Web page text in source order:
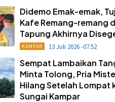
Didemo Emak-emak,
Kafe Remang-remang
Tapung Akhirnya
KAMPAR 13 Juli 2026 -07:52
Sempat Lambaikan
Minta Tolong, Pria
Hilang Setelah Lompat
Sungai Kampar